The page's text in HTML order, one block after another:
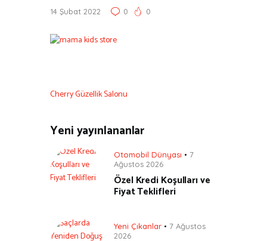
14 Şubat 2022 0 0
Cherry Güzellik Salonu
Yeni yayınlananlar
Otomobil Dünyası
7
Ağustos 2026
Özel Kredi Koşulları ve
Fiyat Teklifleri
Yeni Çıkanlar
7 Ağustos
2026